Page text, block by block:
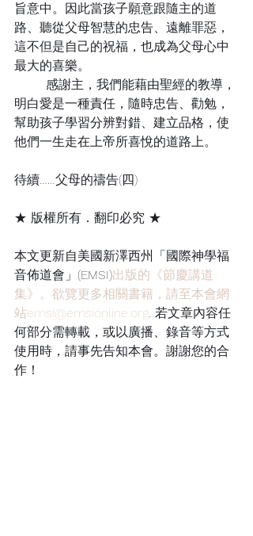
旨意中。因此當孩子願意跟隨主的道
路、聽從父母智慧的忠告、遠離罪惡，
這不但是自己的祝福，也成為父母心中
最大的喜樂。
明白愛是一種責任，隨時忠告、勸勉，
幫助孩子學習分辨對錯、建立品格，使
他們一生走在上帝所喜悅的道路上。
待續……父母的禱告(四)
★ 版權所有．翻印必究 ★
本文更新自美國新澤西州「國際神學福
音佈道會」(EMSI)出版的《節慶講道
集》。欲覽更多相關書籍，請至本會網
站emsi@emsionline.org. 若文章內容任
何部分需轉載，或以廣播、錄音等方式
使用時，請事先告知本會。謝謝您的合
作！